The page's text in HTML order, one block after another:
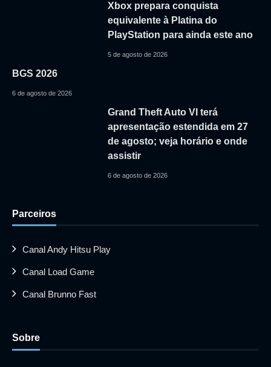
Xbox prepara conquista
equivalente à Platina do
PlayStation para ainda este ano
5 de agosto de 2026
BGS 2026
6 de agosto de 2026
Grand Theft Auto VI terá
apresentação estendida em 27
de agosto; veja horário e onde
assistir
6 de agosto de 2026
Parceiros
Canal Andy Hitsu Play
Canal Load Game
Canal Brunno Fast
Sobre